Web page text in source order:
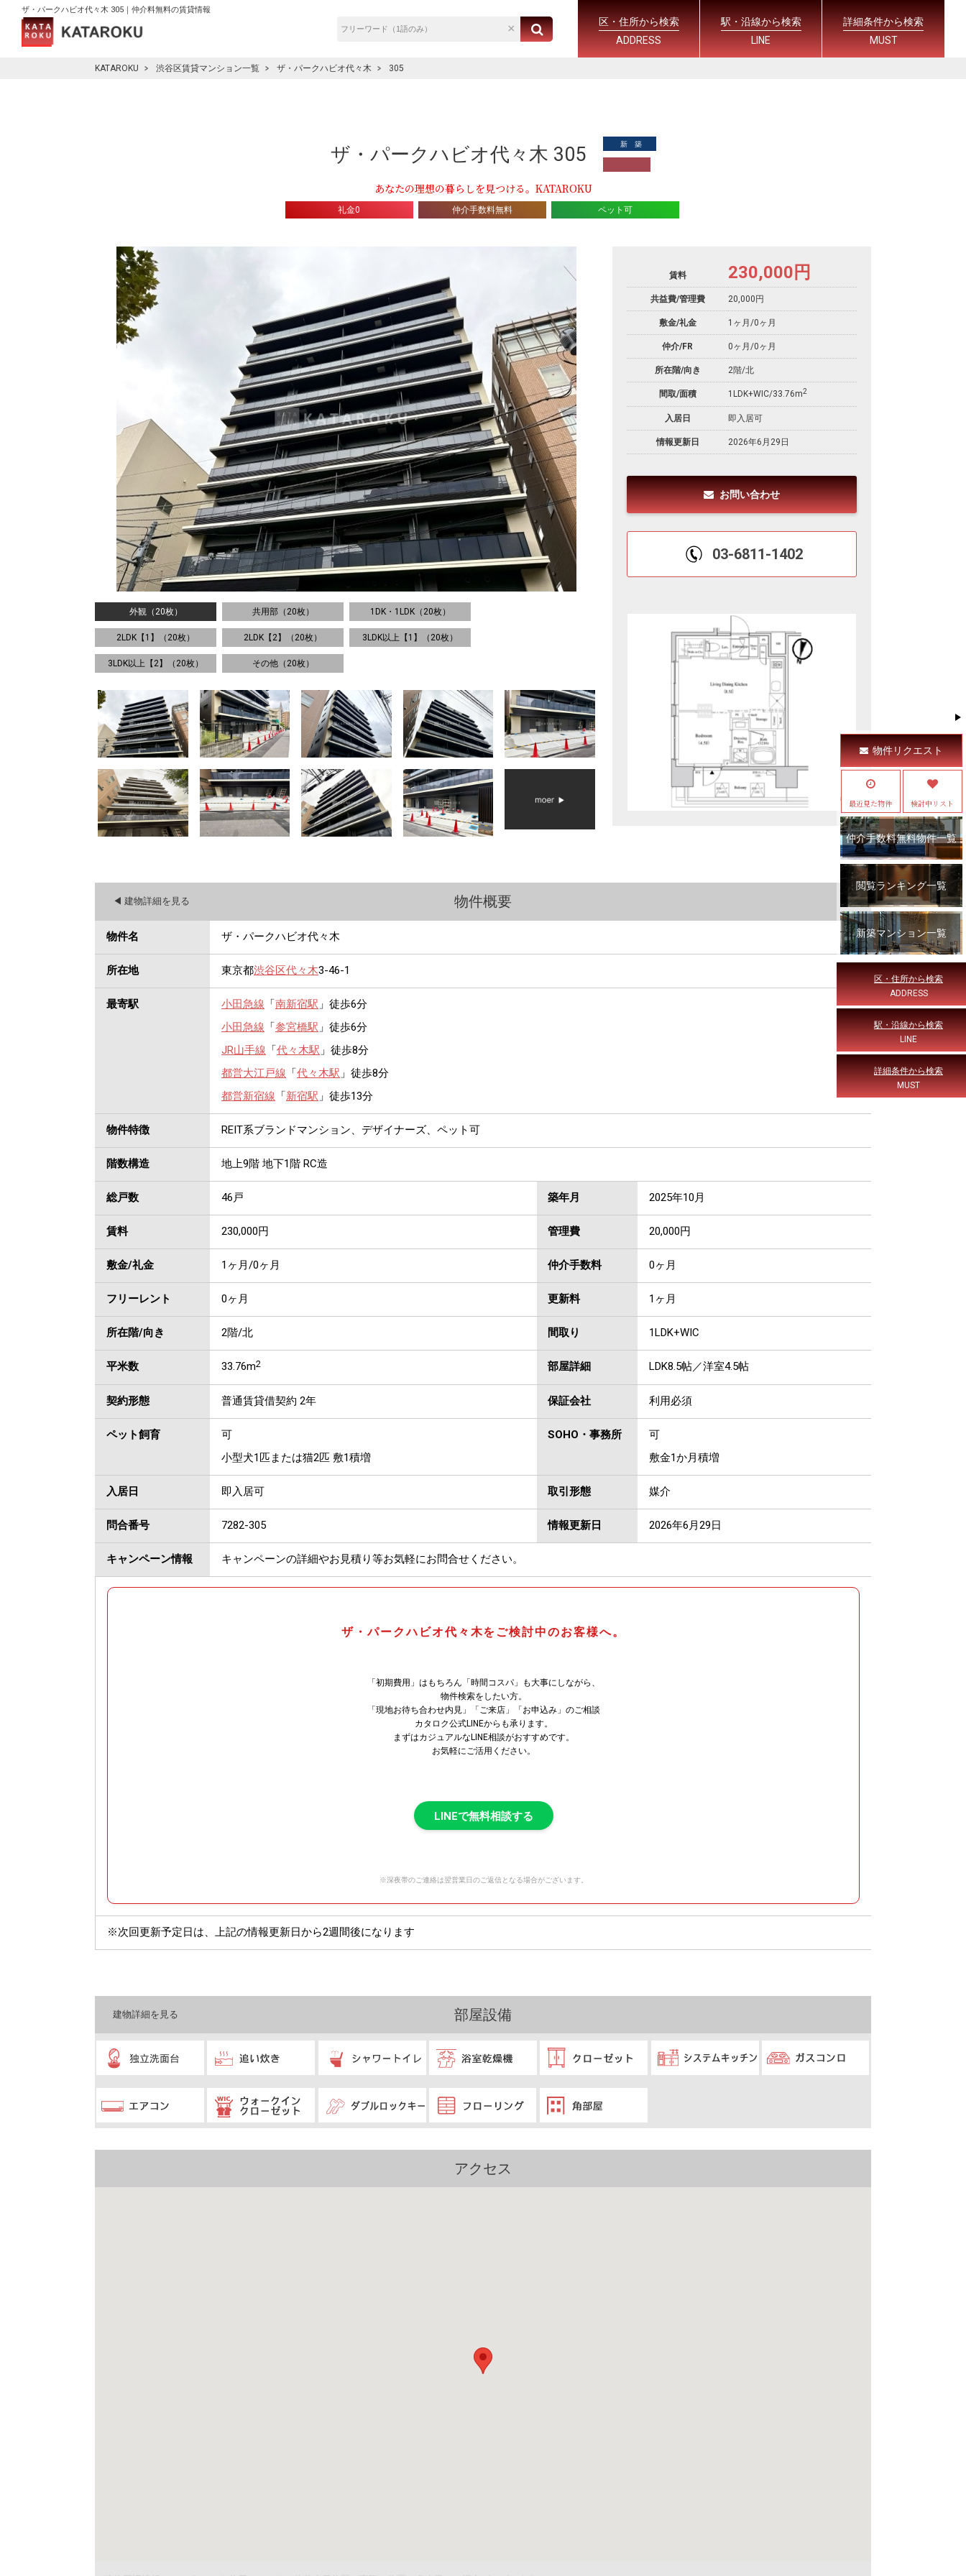
ザ・パークハビオ代々木 305｜仲介料無料の賃貸情報
区・住所から検索
ADDRESS
駅・沿線から検索
LINE
詳細条件から検索
MUST
KATAROKU 渋谷区賃貸マンション一覧 ザ・パークハビオ代々木 305
ザ・パークハビオ代々木 305 新 築
あなたの理想の暮らしを見つける。KATAROKU
礼金0 仲介手数料無料 ペット可
外観（20枚） 共用部（20枚） 1DK・1LDK（20枚）
2LDK【1】（20枚） 2LDK【2】（20枚） 3LDK以上【1】（20枚）
3LDK以上【2】（20枚） その他（20枚）
賃料 230,000 円
共益費/管理費 20,000円
敷金/礼金 1ヶ月 /0ヶ月
仲介/FR 0ヶ月 /0ヶ月
所在階/向き 2階/北
間取/面積 1LDK+WIC/33.76m2
入居日 即入居可
情報更新日 2026年6月29日
お問い合わせ
03-6811-1402
物件概要
◀︎ 建物詳細を見る
物件名 ザ・パークハビオ代々木
所在地 東京都渋谷区代々木3-46-1
最寄駅 小田急線 「 南新宿駅 」徒歩6分
小田急線 「 参宮橋駅 」徒歩6分
JR山手線 「 代々木駅 」徒歩8分
都営大江戸線 「 代々木駅 」徒歩8分
都営新宿線 「 新宿駅 」徒歩13分
物件特徴 REIT系ブランドマンション、デザイナーズ、ペット可
階数構造 地上9階 地下1階 RC造
総戸数 46戸 築年月 2025年10月
賃料 230,000円 管理費 20,000円
敷金/礼金 1ヶ月 /0ヶ月 仲介手数料 0ヶ月
フリーレント 0ヶ月 更新料 1ヶ月
所在階/向き 2階/北 間取り 1LDK+WIC
平米数 33.76m2 部屋詳細 LDK8.5帖／洋室4.5帖
契約形態 普通賃貸借契約 2年 保証会社 利用必須
ペット飼育
可
小型犬1匹または猫2匹 敷1積増
SOHO・事務所
可
敷金1か月積増
入居日 即入居可 取引形態 媒介
問合番号 7282-305 情報更新日 2026年6月29日
キャンペーン情報 キャンペーンの詳細やお見積り等お気軽にお問合せください。
ザ・パークハビオ代々木をご検討中のお客様へ。
「初期費用」はもちろん「時間コスパ」も大事にしながら、
物件検索をしたい方。
「現地お待ち合わせ内見」「ご来店」「お申込み」のご相談
カタロク公式LINEからも承ります。
まずはカジュアルなLINE相談がおすすめです。
お気軽にご活用ください。
LINEで無料相談する
※深夜帯のご連絡は翌営業日のご返信となる場合がございます。
※次回更新予定日は、上記の情報更新日から2週間後になります
部屋設備
建物詳細を見る
アクセス
物件リクエスト
最近見た物件 検討中リスト
仲介手数料無料物件一覧
閲覧ランキング一覧
新築マンション一覧
区・住所から検索
ADDRESS
駅・沿線から検索
LINE
詳細条件から検索
MUST